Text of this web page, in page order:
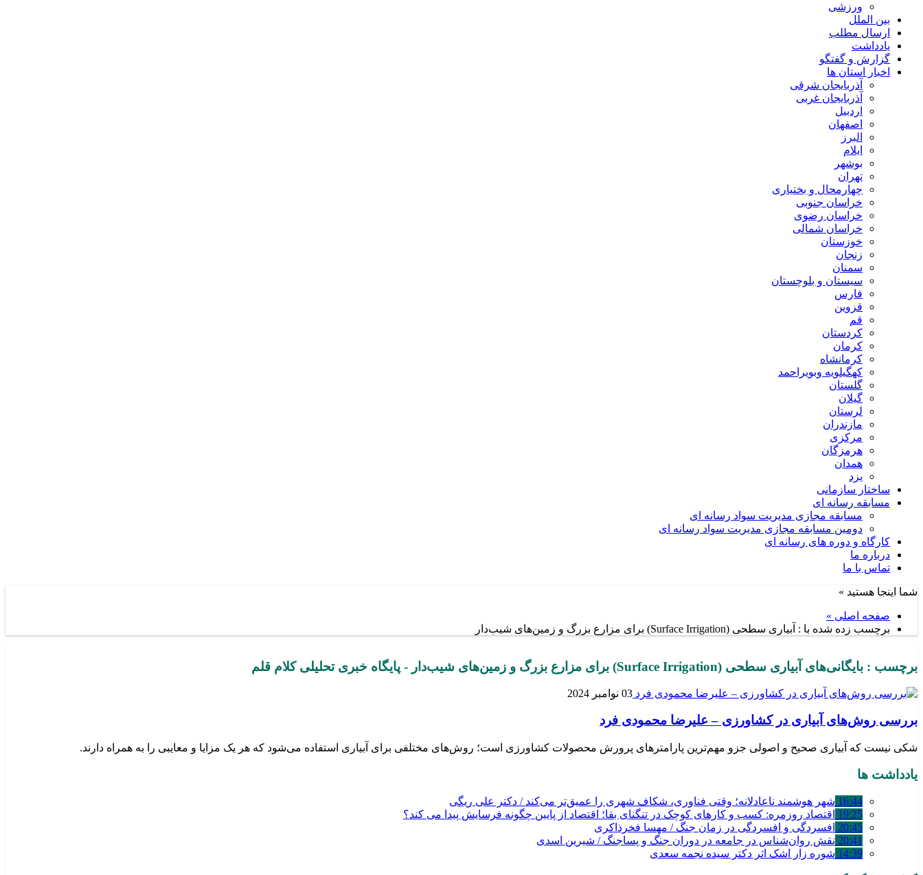
ورزشی
بین الملل
ارسال مطلب
یادداشت
گزارش و گفتگو
اخبار استان ها
آذربایجان شرقی
آذربایجان غربی
اردبیل
اصفهان
البرز
ایلام
بوشهر
تهران
چهارمحال و بختیاری
خراسان جنوبی
خراسان رضوی
خراسان شمالی
خوزستان
زنجان
سمنان
سیستان و بلوچستان
فارس
قزوین
قم
کردستان
کرمان
کرمانشاه
کهگیلویه وبویراحمد
گلستان
گیلان
لرستان
مازندران
مرکزی
هرمزگان
همدان
یزد
ساختار سازمانی
مسابقه رسانه ای
مسابقه مجازی مدیریت سواد رسانه ای
دومین مسابقه مجازی مدیریت سواد رسانه ای
کارگاه و دوره های رسانه ای
درباره ما
تماس با ما
شما اینجا هستید »
صفحه اصلی »
برچسب زده شده با : آبیاری سطحی (Surface Irrigation) برای مزارع بزرگ و زمین‌های شیب‌دار
برچسب : بایگانی‌های آبیاری سطحی (Surface Irrigation) برای مزارع بزرگ و زمین‌های شیب‌دار - پایگاه خبری تحلیلی کلام قلم
03 نوامبر 2024
بررسی روش‌های آبیاری در کشاورزی – علیرضا محمودی فرد
شکی نیست که آبیاری صحیح و اصولی جزو مهم‌ترین پارامترهای پرورش محصولات کشاورزی است؛ روش‌های مختلفی برای آبیاری استفاده می‌شود که هر یک مزایا و معایبی را به همراه دارند.
یادداشت ها
16:44 شهر هوشمند ناعادلانه؛ وقتی فناوری، شکاف شهری را عمیق‌تر می‌کند / دکتر علی ریگی
19:25 اقتصاد روزمره: کسب‌ و کارهای کوچک در تنگنای بقا؛ اقتصاد از پایین چگونه فرسایش پیدا می کند؟
20:45 افسردگی و افسردگی در زمان جنگ / مهسا فخرذاکری
20:41 نقش روان‌شناس در جامعه در دوران جنگ و پساجنگ / شیرین اسدی
14:39 شوره زار اشک اثر دکتر سیده نجمه سعدی